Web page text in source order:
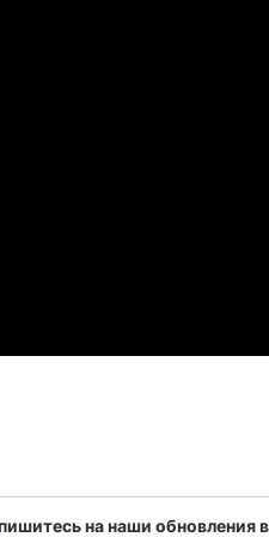
на наши обновления в